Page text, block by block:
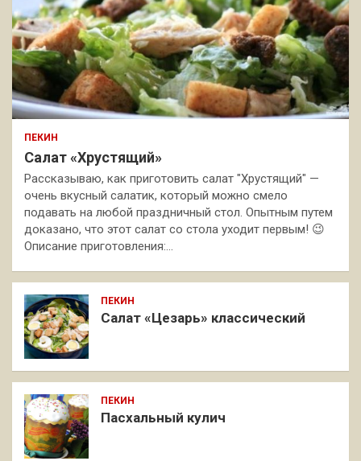
ПЕКИН
Салат «Хрустящий»
Рассказываю, как приготовить салат "Хрустящий" —
очень вкусный салатик, который можно смело
подавать на любой праздничный стол. Опытным путем
доказано, что этот салат со стола уходит первым! 😉
Описание приготовления:…
ПЕКИН
Салат «Цезарь» классический
ПЕКИН
Пасхальный кулич